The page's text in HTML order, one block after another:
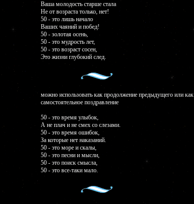
Ваша молодость старше стала
Не от возраста только, нет!
50 - это лишь начало
Ваших чаяний и побед!
50 - золотая осень,
50 - это мудрость лет,
50 - это возраст сосен,
Это жизни глубокий след.
можно использовать как продолжение предыдущего или как
самостоятельное поздравление
50 - это время улыбок,
А не плач и не смех со слезами.
50 - это время ошибок,
За которые нет наказаний.
50 - это море и скалы,
50 - это песни и мысли,
50 - это поиск смысла,
50 - это все-таки мало.